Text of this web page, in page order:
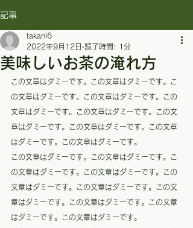
記事
美味しいお茶の淹れ方
takani6
2022年9月12日 読了時間: 1分
この文章はダミーです。この文章はダミーです。こ
の文章はダミーです。この文章はダミーです。この
文章はダミーです。この文章はダミーです。この文
章はダミーです。この文章はダミーです。この文章
はダミーです。この文章はダミーです。
この文章はダミーです。この文章はダミーです。こ
の文章はダミーです。この文章はダミーです。この
文章はダミーです。この文章はダミーです。この文
章はダミーです。この文章はダミーです。この文章
はダミーです。この文章はダミーです。